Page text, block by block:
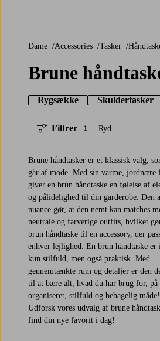
Dame Accessories Tasker
Brune
Rygsække Skuldertasker
Filtrer 1 Ryd
Brune håndtasker er et klassisk valg,
går af mode. Med sin varme, jordnære
giver en brun håndtaske en følelse af
og pålidelighed til din garderobe. Den
nuance gør, at den nemt kan matches
neutrale og farverige outfits, hvilket
brun håndtaske til en accessory, der
enhver lejlighed. En brun håndtaske er
kun stilfuld, men også praktisk. Med
gennemtænkte rum og detaljer er den
til at bære alt, hvad du har brug for, på
organiseret, stilfuld og behagelig måde!
Udforsk vores udvalg af brune
find din nye favorit i dag!